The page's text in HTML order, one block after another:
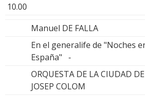
10.00
Manuel DE FALLA
En el generalife de "Noches
España" -
ORQUESTA DE LA CIUDAD
JOSEP COLOM